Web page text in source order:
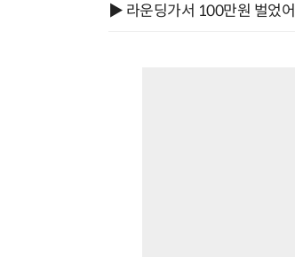
▶ 라운딩가서 100만원 벌었